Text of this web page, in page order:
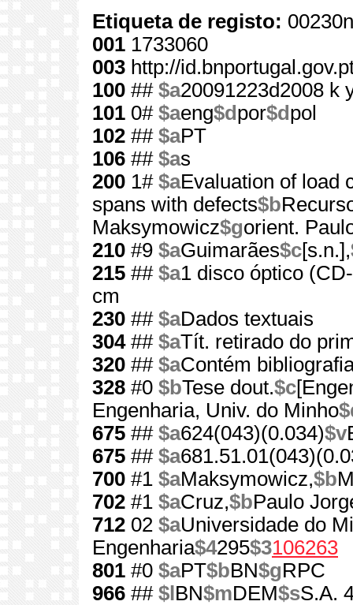
Etiqueta de registo:
001 1733060
003 http://
100 ## $a20091223d2008 k
101 0# $aeng$d por$d pol
102 ## $aPT
106 ## $as
200 1# $aEvaluation of load
spans with defects$b
Maksymowicz$gorient.
210 #9 $aGuimarães$c[s.n.],
215 ## $a1 disco óptico
cm
230 ## $aDados textuais
304## $aTít. retirado do
320 ## $aContém
328 #0 $bTese dout.$c
Engenharia, Univ. do Minho
675 ## $a624(043)(0.034)$v
675 ## $a
700 #1 $aMaksymowicz,$b
702 #1 $aCruz,$bPaulo
712 02 $aUniversidade do
Engenharia$4295$3106263
801 #0 $aPT$bBN$gRPC
966 ## $l BN$mDEM$sS.A.